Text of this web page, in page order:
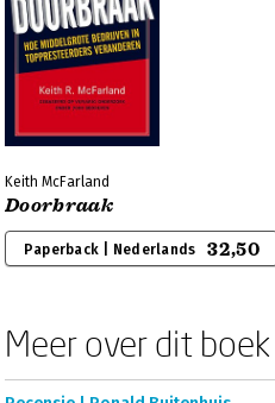
Keith McFarland
Doorbraak
Paperback | Nederlands 32,50
Meer over dit boek